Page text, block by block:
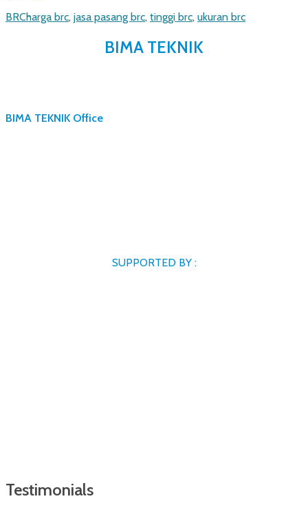
Categories
BRCTags
harga brc, jasa pasang brc, tinggi brc, ukuran brc
BIMA TEKNIK
BIMA TEKNIK Office
SUPPORTED BY :
Testimonials